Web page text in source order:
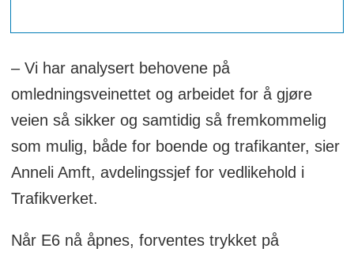
– Vi har analysert behovene på
omledningsveinettet og arbeidet for å gjøre
veien så sikker og samtidig så fremkommelig
som mulig, både for boende og trafikanter, sier
Anneli Amft, avdelingssjef for vedlikehold i
Trafikverket.
Når E6 nå åpnes, forventes trykket på